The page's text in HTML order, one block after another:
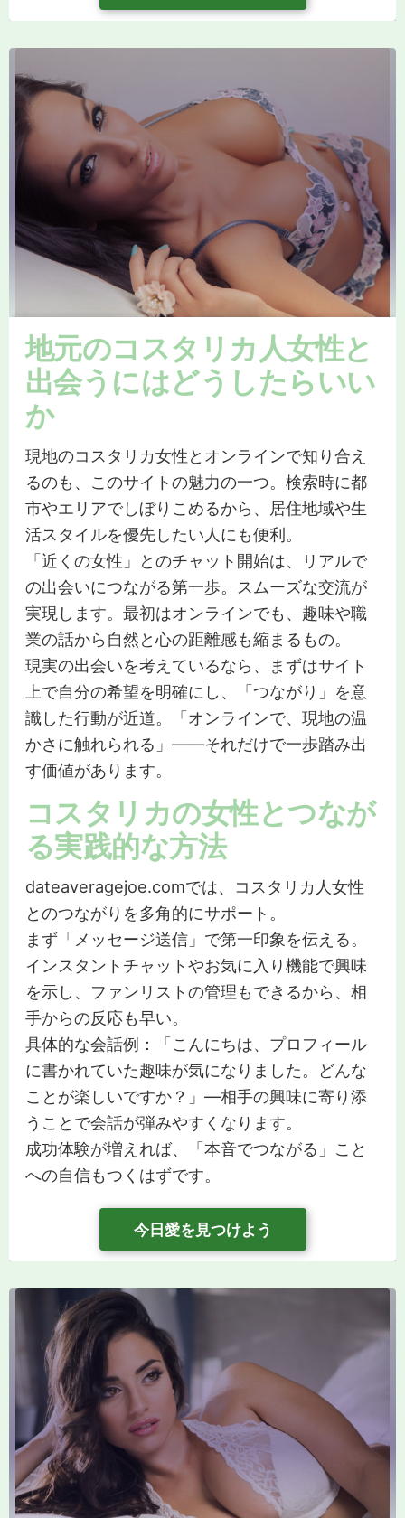
地元のコスタリカ人女性と
出会うにはどうしたらいい
か
現地のコスタリカ女性とオンラインで知り合え
るのも、このサイトの魅力の一つ。検索時に都
市やエリアでしぼりこめるから、居住地域や生
活スタイルを優先したい人にも便利。
「近くの女性」とのチャット開始は、リアルで
の出会いにつながる第一歩。スムーズな交流が
実現します。最初はオンラインでも、趣味や職
業の話から自然と心の距離感も縮まるもの。
現実の出会いを考えているなら、まずはサイト
上で自分の希望を明確にし、「つながり」を意
識した行動が近道。「オンラインで、現地の温
かさに触れられる」——それだけで一歩踏み出
す価値があります。
コスタリカの女性とつなが
る実践的な方法
dateaveragejoe.comでは、コスタリカ人女性
とのつながりを多角的にサポート。
まず「メッセージ送信」で第一印象を伝える。
インスタントチャットやお気に入り機能で興味
を示し、ファンリストの管理もできるから、相
手からの反応も早い。
具体的な会話例：「こんにちは、プロフィール
に書かれていた趣味が気になりました。どんな
ことが楽しいですか？」—相手の興味に寄り添
うことで会話が弾みやすくなります。
成功体験が増えれば、「本音でつながる」こと
への自信もつくはずです。
今日愛を見つけよう